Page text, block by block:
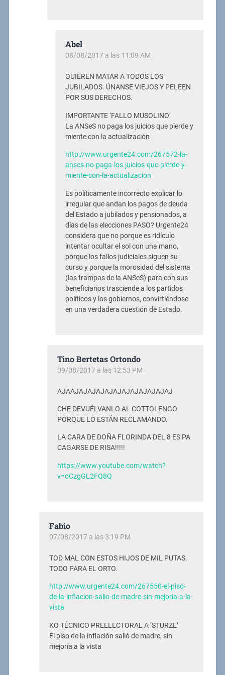
Abel
08/08/2017 a las 11:09 AM
QUIEREN MATAR A TODOS LOS
JUBILADOS. ÚNANSE VIEJOS Y PELEEN
POR SUS DERECHOS.
IMPORTANTE ‘FALLO MUSOLINO’
La ANSeS no paga los juicios que pierde y
miente con la actualización
http://www.urgente24.com/267572-la-
anses-no-paga-los-juicios-que-pierde-y-
miente-con-la-actualizacion
Es políticamente incorrecto explicar lo
irregular que andan los pagos de deuda
del Estado a jubilados y pensionados, a
días de las elecciones PASO? Urgente24
considera que no porque es ridículo
intentar ocultar el sol con una mano,
porque los fallos judiciales siguen su
curso y porque la morosidad del sistema
(las trampas de la ANSeS) para con sus
beneficiarios trasciende a los partidos
políticos y los gobiernos, convirtiéndose
en una verdadera cuestión de Estado.
Tino Bertetas Ortondo
09/08/2017 a las 12:53 PM
AJAAJAJAJAJAJAJAJAJAJAJAJAJ
CHE DEVUÉLVANLO AL COTTOLENGO
PORQUE LO ESTÁN RECLAMANDO.
LA CARA DE DOÑA FLORINDA DEL 8 ES PA
CAGARSE DE RISA!!!!!
https://www.youtube.com/watch?
v=oCzgGL2FQ8Q
Fabio
07/08/2017 a las 3:19 PM
TOD MAL CON ESTOS HIJOS DE MIL PUTAS.
TODO PARA EL ORTO.
http://www.urgente24.com/267550-el-piso-
de-la-inflacion-salio-de-madre-sin-mejoria-a-la-
vista
KO TÉCNICO PREELECTORAL A ‘STURZE’
El piso de la inflación salió de madre, sin
mejoría a la vista